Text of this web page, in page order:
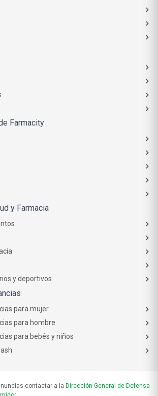
Farmacity
y Farmacia
y deportivos
para mujer
para hombre
para bebés y niños
contactar a la Dirección General de Defensa